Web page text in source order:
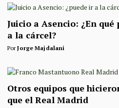
Juicio a Asencio: ¿En
a la cárcel?
PorJorge Majdalani
Otros equipos que
que el Real Madrid